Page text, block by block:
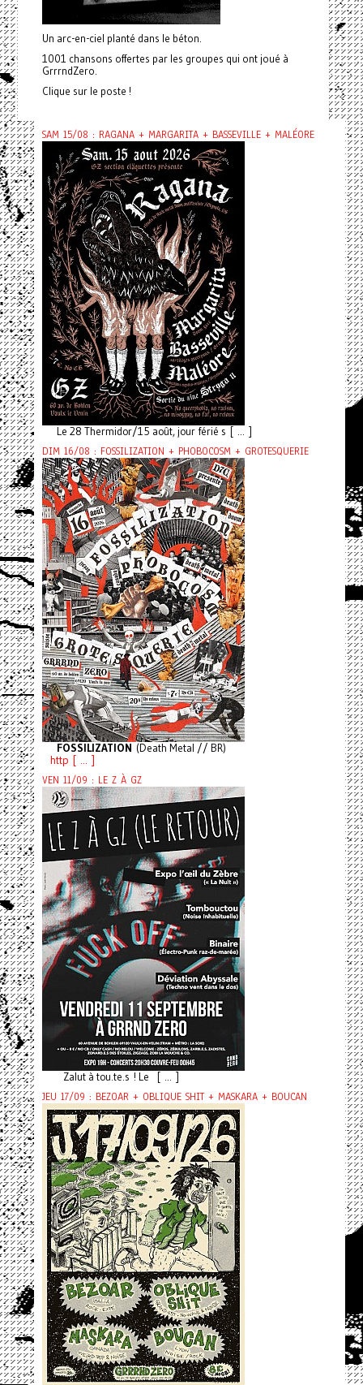
Un arc-en-ciel planté dans le béton.
1001 chansons offertes par les groupes qui ont joué à
GrrrndZero.
Clique sur le poste !
SAM 15/08 : RAGANA + MARGARITA + BASSEVILLE + MALÉORE
Le 28 Thermidor/15 août, jour férié s [ ... ]
DIM 16/08 : FOSSILIZATION + PHOBOCOSM + GROTESQUERIE
FOSSILIZATION (Death Metal // BR)
http [ ... ]
VEN 11/09 : LE Z À GZ
Zalut à tou.te.s ! Le [ ... ]
JEU 17/09 : BEZOAR + OBLIQUE SHIT + MASKARA + BOUCAN